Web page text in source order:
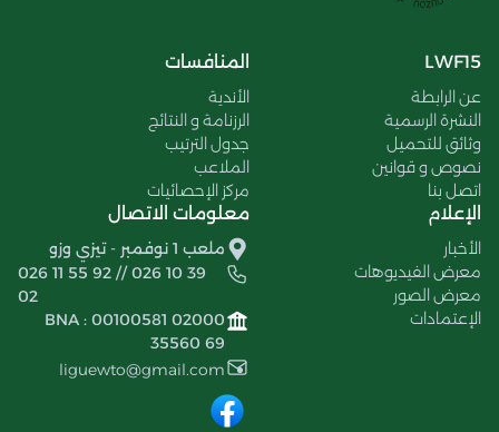
LWF15
عن الرابطة
النشرة الرسمية
وثائق للتحميل
نصوص و قوانين
اتصل بنا
المنافسات
الأندية
الرزنامة و النتائج
جدول الترتيب
الملاعب
مركز الإحصائيات
الإعلام
الأخبار
معرض الفيديوهات
معرض الصور
الإعتمادات
معلومات الاتصال
ملعب 1 نوفمبر - تيزي وزو
026 11 55 92 // 026 10 39
02
BNA : 00100581 02000
35560 69
liguewto@gmail.com